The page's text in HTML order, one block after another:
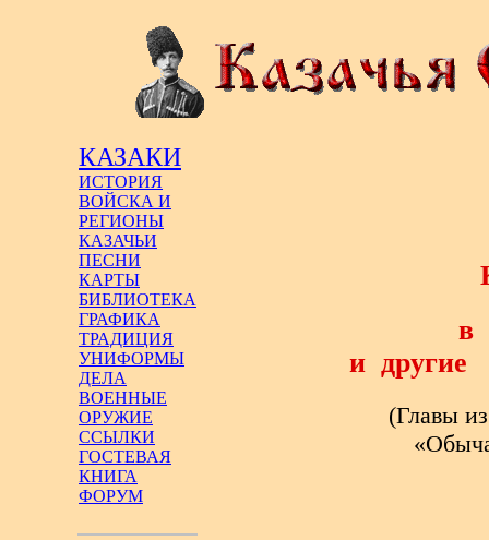
КАЗАКИ
ИСТОРИЯ
ВОЙСКА И
РЕГИОНЫ
КАЗАЧЬИ
ПЕСНИ
КАРТЫ
БИБЛИОТЕКА
ГРАФИКА
ТРАДИЦИЯ
УНИФОРМЫ
ДЕЛА
ВОЕННЫЕ
ОРУЖИЕ
ССЫЛКИ
ГОСТЕВАЯ
КНИГА
ФОРУМ
в
и другие
(Главы